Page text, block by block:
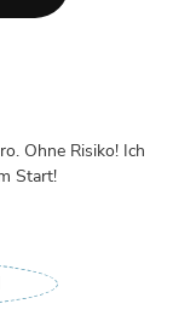
Ohne Risiko! Ich
Start!